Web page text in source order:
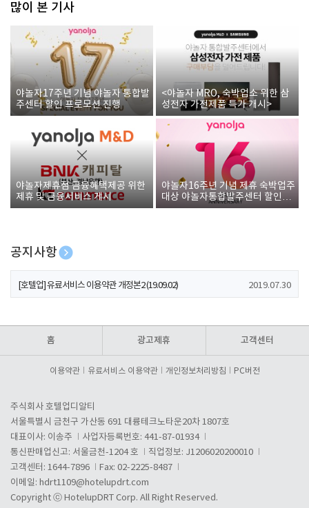
많이 본 기사
야놀자17주년 기념 야놀자 통합발
주센터 할인 프로모션 진행
<야놀자 MRO, 숙박업소 위한 삼
성전자 가전제품 특가 개시>
야놀자제휴점 금융혜택제공 위한
제휴 및 금융서비스 게시
야놀자16주년 기념 제휴 숙박업주
대상 야놀자통합발주센터 할인쿠
폰 증정
공지사항
[호텔업] 개인정보 처리방침 개정본1 (19.09.02)
[호텔업] 유료서비스 이용약관 개정본2 (19.09.02) 2019.07.30
홈 광고제휴 고객센터
이용약관 유료서비스 이용약관 개인정보처리방침 PC버전
주식회사 호텔업디알티
서울특별시 금천구 가산동 691 대륭테크노타운20차 1807호
대표이사: 이송주
사업자등록번호: 441-87-01934
통신판매업신고: 서울금천-1204 호
직업정보: J1206020200010
고객센터: 1644-7896
Fax: 02-2225-8487
이메일: hdrt1109@hotelupdrt.com
Copyright ⓒ HotelupDRT Corp. All Right Reserved.